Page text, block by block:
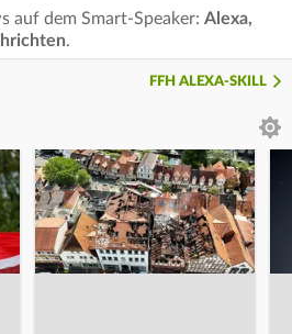
auf dem Smart-Speaker: Alexa,
.
FFH ALEXA-SKILL